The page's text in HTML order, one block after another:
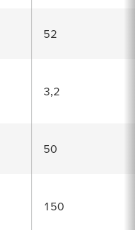
52
3,2
50
150